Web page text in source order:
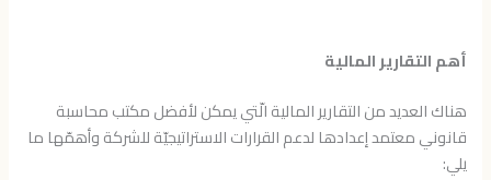
أهم التقارير المالية
هناك العديد من التقارير المالية الّتي يمكن لأفضل مكتب محاسبة
قانوني معتمد إعدادها لدعم القرارات الاستراتيجيّة للشركة وأهمّها ما
يلي: